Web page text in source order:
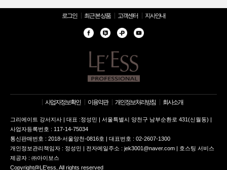
로그인 최근 본 상품 고객센터 지사안내
사업자정보확인 이용약관 개인정보처리방침 회사소개
그리에이트 강서지사 | 대표 :정성민 | 서울특별시 양천구 남부순환로 431(신월동) |
사업자등록번호 : 117-14-75034
통신판매번호 : 2018-서울양천-0816호 | 대표번호 : 02-2607-1300
개인정보관리책임자 : 정성민 | 전자메일주소 : jek3001@naver.com | 호스팅 서비스
제공자 : ㈜아이보스
Copyright@LE'ess, All rights reserved